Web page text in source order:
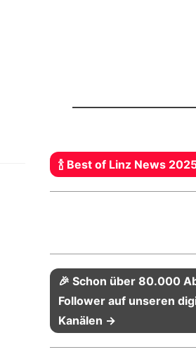
🍾 Best of Linz News
🎉 Schon über 80.000
Follower auf unseren
Kanälen →